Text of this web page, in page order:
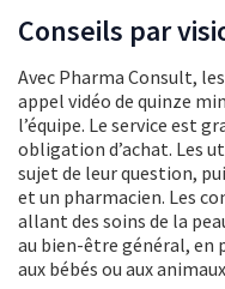
Conseils par
Avec Pharma Consult,
appel vidéo de quinze
l’équipe. Le service est
obligation d’achat. Les
sujet de leur question,
et un pharmacien. Les
allant des soins de la
au bien-être général, en
aux bébés ou aux